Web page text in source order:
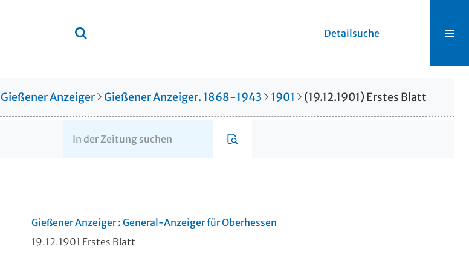
Detailsuche
Gießener Anzeiger Gießener Anzeiger. 1868-1943 1901 (19.12.1901) Erstes Blatt
Gießener Anzeiger : General-Anzeiger für Oberhessen
19.12.1901 Erstes Blatt